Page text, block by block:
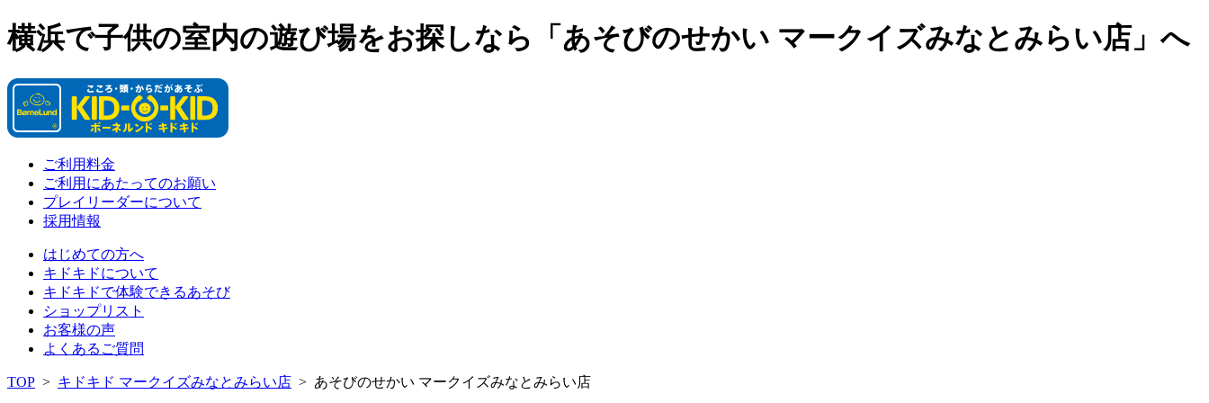
横浜で子供の室内の遊び場をお探しなら「あそびのせかい マークイズみなとみらい店」へ
ご利用料金
ご利用にあたってのお願い
プレイリーダーについて
採用情報
はじめての方へ
キドキドについて
キドキドで体験できるあそび
ショップリスト
お客様の声
よくあるご質問
TOP > キドキド マークイズみなとみらい店 > あそびのせかい マークイズみなとみらい店